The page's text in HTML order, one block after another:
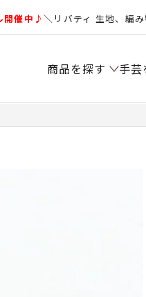
開催中♪＼リバティ 生地、編
商品を探す 手芸